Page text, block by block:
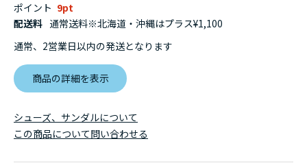
ポイント 9
配送料 通常送料※北海道・沖縄はプラス¥1,100
通常、2営業日以内の発送となります
商品の詳細を表示
シューズ、サンダルについて
この商品について問い合わせる